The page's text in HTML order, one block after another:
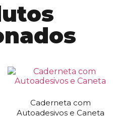
Caderneta com
Autoadesivos e Caneta